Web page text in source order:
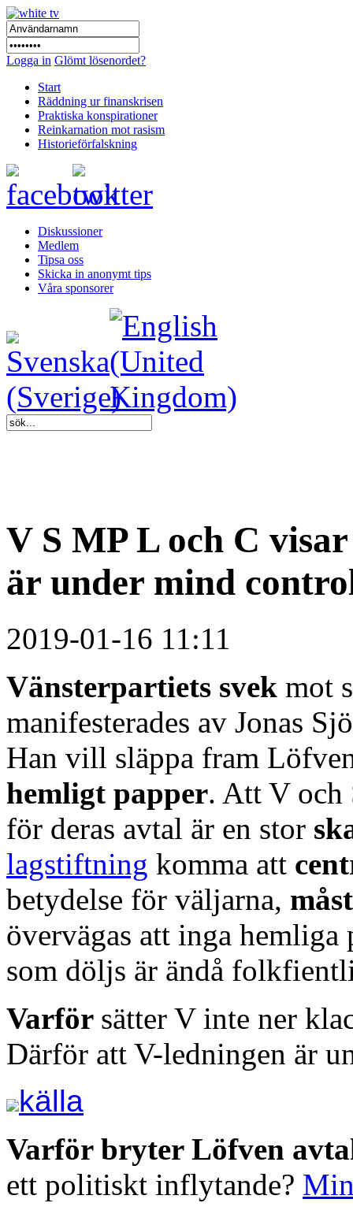
Logga in Glömt lösenordet?
Start
Räddning ur finanskrisen
Praktiska konspirationer
Reinkarnation mot rasism
Historieförfalskning
Diskussioner
Medlem
Tipsa oss
Skicka in anonymt tips
Våra sponsorer
V S MP L och C
är under mind
2019-01-16 11:11
Vänsterpartiets svek mot
manifesterades av Jonas
Han vill släppa fram
hemligt papper. Att V och
för deras avtal är en stor
lagstiftning komma att
betydelse för väljarna,
övervägas att inga
som döljs är ändå
Varför sätter V inte ner
Därför att V-ledningen är
källa
Varför bryter Löfven
ett politiskt inflytande?